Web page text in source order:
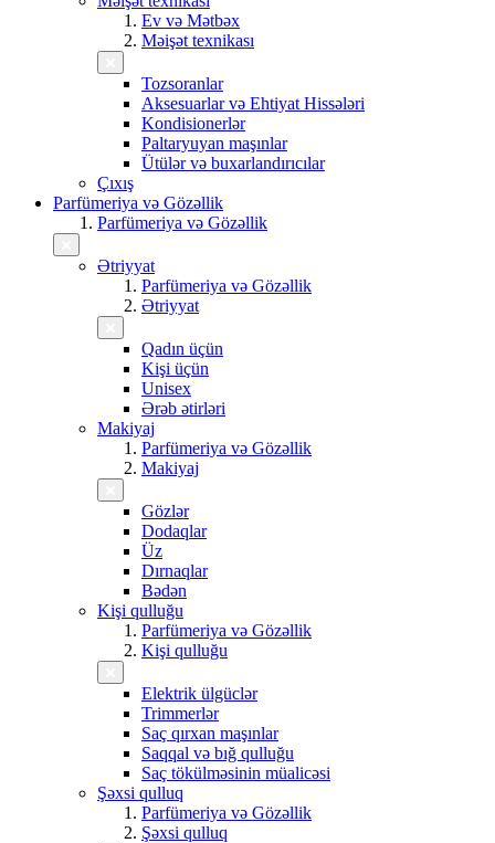
Ev və Mətbəx
Məişət texnikası
Tozsoranlar
Aksesuarlar və Ehtiyat Hissələri
Kondisionerlər
Paltaryuyan maşınlar
Ütülər və buxarlandırıcılar
Çıxış
Parfümeriya və Gözəllik
Parfümeriya və Gözəllik
Ətriyyat
Parfümeriya və Gözəllik
Ətriyyat
Qadın üçün
Kişi üçün
Unisex
Ərəb ətirləri
Makiyaj
Parfümeriya və Gözəllik
Makiyaj
Gözlər
Dodaqlar
Üz
Dırnaqlar
Bədən
Kişi qulluğu
Parfümeriya və Gözəllik
Kişi qulluğu
Elektrik ülgüclər
Trimmerlər
Saç qırxan maşınlar
Saqqal və bığ qulluğu
Saç tökülməsinin müalicəsi
Şəxsi qulluq
Parfümeriya və Gözəllik
Şəxsi qulluq